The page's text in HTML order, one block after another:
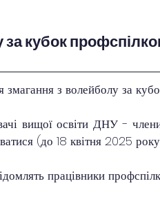
кубок
з волейболу за
вищої освіти ДНУ -
(до 18 квітня 2025
працівники